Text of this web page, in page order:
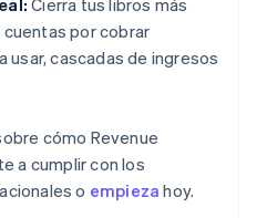
Cierra tus libros más
por cobrar
usar, cascadas de ingresos
cómo Revenue
a cumplir con los
o empieza hoy.